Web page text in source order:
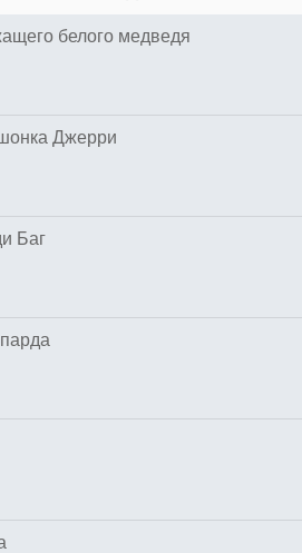
белого медведя
Джерри
Баг